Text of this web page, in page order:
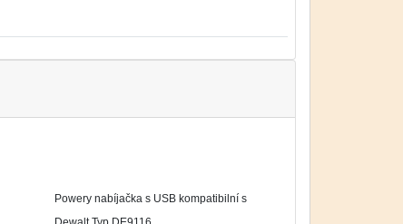
Powery nabíjačka s USB kompatibilní s